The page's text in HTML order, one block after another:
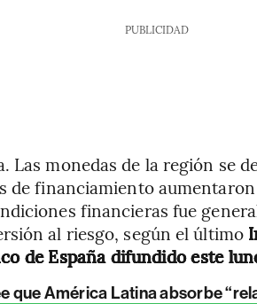
PUBLICIDAD
Las monedas de la región se
de financiamiento
financieras fue
al riesgo, según el último
de España difundido este
que América Latina absorbe